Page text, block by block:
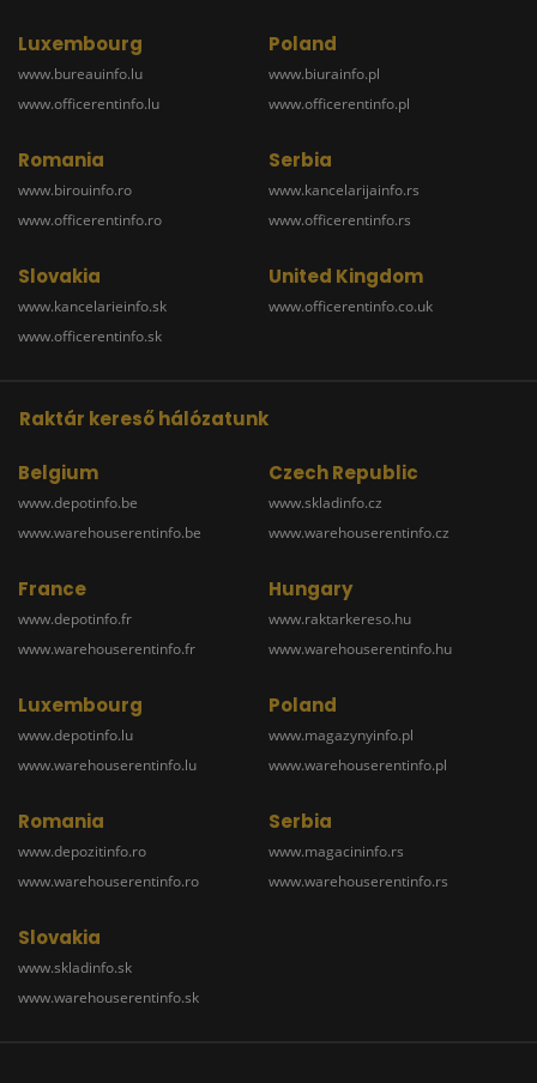
Luxembourg
www.bureauinfo.lu
www.officerentinfo.lu
Poland
www.biurainfo.pl
www.officerentinfo.pl
Romania
www.birouinfo.ro
www.officerentinfo.ro
Serbia
www.kancelarijainfo.rs
www.officerentinfo.rs
Slovakia
www.kancelarieinfo.sk
www.officerentinfo.sk
United Kingdom
www.officerentinfo.co.uk
Raktár kereső hálózatunk
Belgium
www.depotinfo.be
www.warehouserentinfo.be
Czech Republic
www.skladinfo.cz
www.warehouserentinfo.cz
France
www.depotinfo.fr
www.warehouserentinfo.fr
Hungary
www.raktarkereso.hu
www.warehouserentinfo.hu
Luxembourg
www.depotinfo.lu
www.warehouserentinfo.lu
Poland
www.magazynyinfo.pl
www.warehouserentinfo.pl
Romania
www.depozitinfo.ro
www.warehouserentinfo.ro
Serbia
www.magacininfo.rs
www.warehouserentinfo.rs
Slovakia
www.skladinfo.sk
www.warehouserentinfo.sk